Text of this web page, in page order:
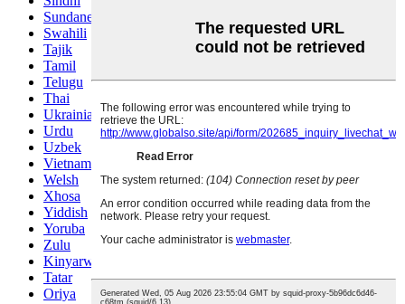
Sundanese
Swahili
Tajik
Tamil
Telugu
Thai
Ukrainian
Urdu
Uzbek
Vietnamese
Welsh
Xhosa
Yiddish
Yoruba
Zulu
Kinyarwanda
Tatar
Oriya